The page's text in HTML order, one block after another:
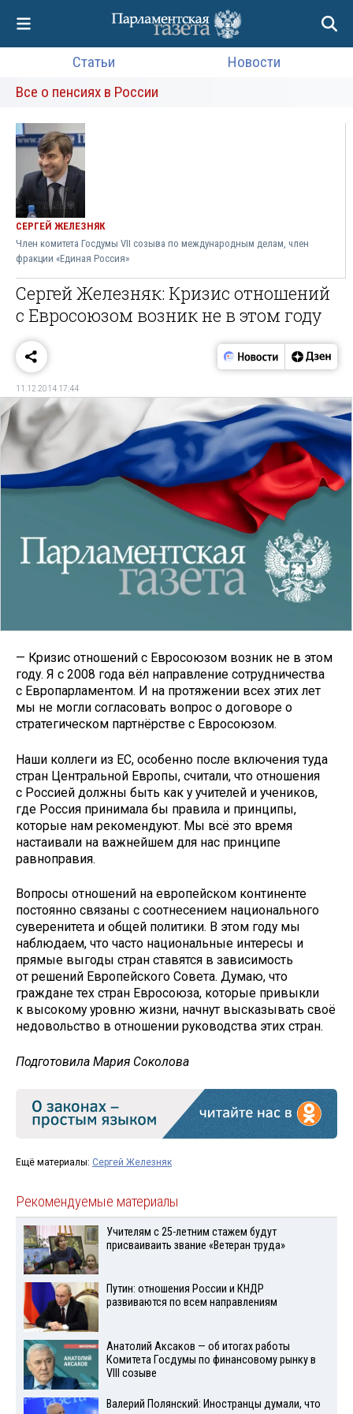
Статьи
Новости
Все о пенсиях в России
СЕРГЕЙ ЖЕЛЕЗНЯК
Член комитета Госдумы VII созыва по международным делам, член
фракции «Единая Россия»
Сергей Железняк: Кризис отношений
с Евросоюзом возник не в этом году
11.12.2014 17:44
— Кризис отношений с Евросоюзом возник не в этом
году. Я с 2008 года вёл направление сотрудничества
с Европарламентом. И на протяжении всех этих лет
мы не могли согласовать вопрос о договоре о
стратегическом партнёрстве с Евросоюзом.
Наши коллеги из ЕС, особенно после включения туда
стран Центральной Европы, считали, что отношения
с Россией должны быть как у учителей и учеников,
где Россия принимала бы правила и принципы,
которые нам рекомендуют. Мы всё это время
настаивали на важнейшем для нас принципе
равноправия.
Вопросы отношений на европейском континенте
постоянно связаны с соотнесением национального
суверенитета и общей политики. В этом году мы
наблюдаем, что часто национальные интересы и
прямые выгоды стран ставятся в зависимость
от решений Европейского Совета. Думаю, что
граждане тех стран Евросоюза, которые привыкли
к высокому уровню жизни, начнут высказывать своё
недовольство в отношении руководства этих стран.
Подготовила Мария Соколова
Ещё материалы: Сергей Железняк
Рекомендуемые материалы
Учителям с 25-летним стажем будут
присваиваить звание «Ветеран труда»
Путин: отношения России и КНДР
развиваются по всем направлениям
Анатолий Аксаков — об итогах работы
Комитета Госдумы по финансовому рынку в
VIII созыве
Валерий Полянский: Иностранцы думали, что